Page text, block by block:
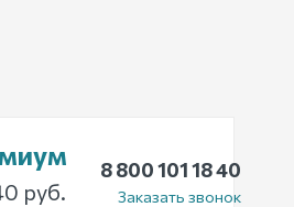
8 800 101 18 40
Заказать звонок
руб.